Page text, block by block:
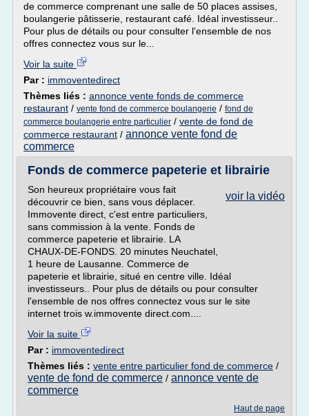
de commerce comprenant une salle de 50 places assises,
boulangerie pâtisserie, restaurant café. Idéal investisseur..
Pour plus de détails ou pour consulter l'ensemble de nos
offres connectez vous sur le...
Voir la suite
Par : immoventedirect
Thèmes liés : annonce vente fonds de commerce
restaurant / vente fond de commerce boulangerie / fond de
commerce boulangerie entre particulier / vente de fond de
commerce restaurant / annonce vente fond de
commerce
Fonds de commerce papeterie et librairie
voir la vidéo
Son heureux propriétaire vous fait
découvrir ce bien, sans vous déplacer.
Immovente direct, c'est entre particuliers,
sans commission à la vente. Fonds de
commerce papeterie et librairie. LA
CHAUX-DE-FONDS. 20 minutes Neuchatel,
1 heure de Lausanne. Commerce de
papeterie et librairie, situé en centre ville. Idéal
investisseurs.. Pour plus de détails ou pour consulter
l'ensemble de nos offres connectez vous sur le site
internet trois w.immovente direct.com....
Voir la suite
Par : immoventedirect
Thèmes liés : vente entre particulier fond de commerce /
vente de fond de commerce / annonce vente de
commerce
Haut de page